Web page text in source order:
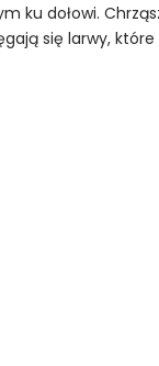
ku dołowi.
się larwy,